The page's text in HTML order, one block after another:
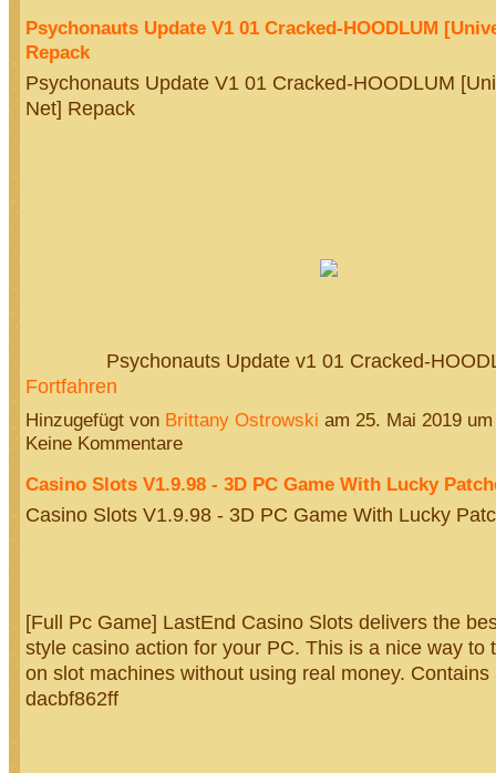
Psychonauts Update V1 01 Cracked-HOODLUM
Repack
Psychonauts Update V1 01 Cracked-HOODLUM
Net] Repack
Psychonauts Update v1 01 Cracked-
Fortfahren
Hinzugefügt von Brittany Ostrowski am 25. Mai 2019
Keine Kommentare
Casino Slots V1.9.98 - 3D PC Game With Lucky
Casino Slots V1.9.98 - 3D PC Game With Lucky
[Full Pc Game] LastEnd Casino Slots delivers the
style casino action for your PC. This is a nice way to
on slot machines without using real money. Contains
dacbf862ff